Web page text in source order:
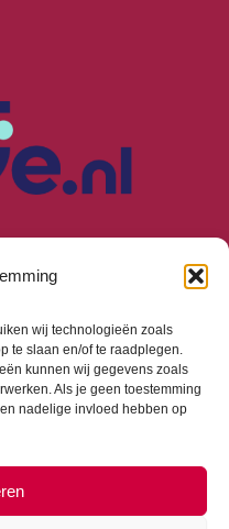
wij technologieën zoals
te slaan en/of te raadplegen.
kunnen wij gegevens zoals
Als je geen toestemming
nadelige invloed hebben op
(EU)